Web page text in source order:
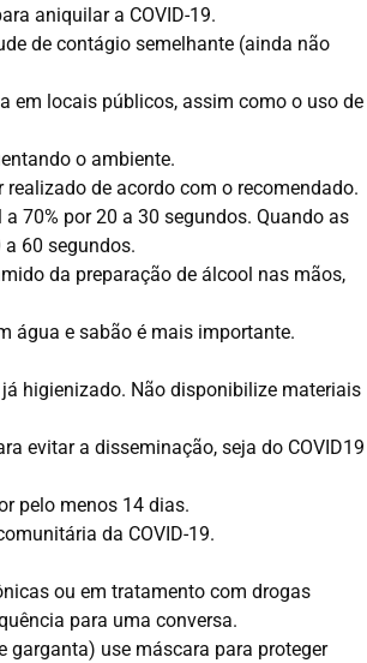
aniquilar a COVID-19.
de contágio semelhante (ainda não
em locais públicos, assim como o uso de
o ambiente.
de acordo com o recomendado.
70% por 20 a 30 segundos. Quando as
60 segundos.
da preparação de álcool nas mãos,
água e sabão é mais importante.
higienizado. Não disponibilize materiais
evitar a disseminação, seja do COVID19
pelo menos 14 dias.
da COVID-19.
ou em tratamento com drogas
para uma conversa.
garganta) use máscara para proteger